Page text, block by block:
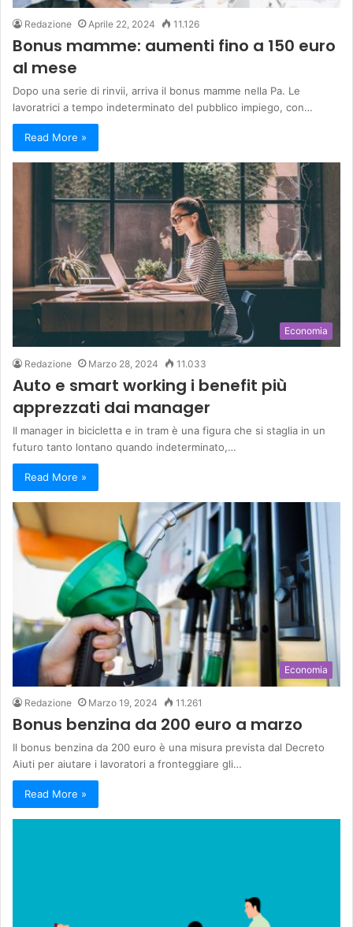
Redazione Aprile 22, 2024 11.126
Bonus mamme: aumenti fino a 150 euro
al mese
Dopo una serie di rinvii, arriva il bonus mamme nella Pa. Le
lavoratrici a tempo indeterminato del pubblico impiego, con…
Read More »
Economia
Redazione Marzo 28, 2024 11.033
Auto e smart working i benefit più
apprezzati dai manager
Il manager in bicicletta e in tram è una figura che si staglia in un
futuro tanto lontano quando indeterminato,…
Read More »
Economia
Redazione Marzo 19, 2024 11.261
Bonus benzina da 200 euro a marzo
Il bonus benzina da 200 euro è una misura prevista dal Decreto
Aiuti per aiutare i lavoratori a fronteggiare gli…
Read More »